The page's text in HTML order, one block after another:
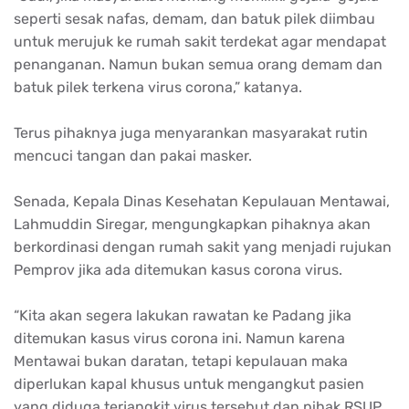
seperti sesak nafas, demam, dan batuk pilek diimbau
untuk merujuk ke rumah sakit terdekat agar mendapat
penanganan. Namun bukan semua orang demam dan
batuk pilek terkena virus corona,” katanya.
Terus pihaknya juga menyarankan masyarakat rutin
mencuci tangan dan pakai masker.
Senada, Kepala Dinas Kesehatan Kepulauan Mentawai,
Lahmuddin Siregar, mengungkapkan pihaknya akan
berkordinasi dengan rumah sakit yang menjadi rujukan
Pemprov jika ada ditemukan kasus corona virus.
“Kita akan segera lakukan rawatan ke Padang jika
ditemukan kasus virus corona ini. Namun karena
Mentawai bukan daratan, tetapi kepulauan maka
diperlukan kapal khusus untuk mengangkut pasien